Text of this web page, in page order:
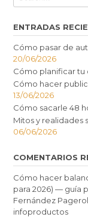
ENTRADAS
Cómo pasar de
20/06/2026
Cómo planificar tu
Cómo hacer
13/06/2026
Cómo sacarle 48
Mitos y realidades
06/06/2026
COMENTARIOS
Cómo hacer
para 2026) — guía
Fernández
infoproductos